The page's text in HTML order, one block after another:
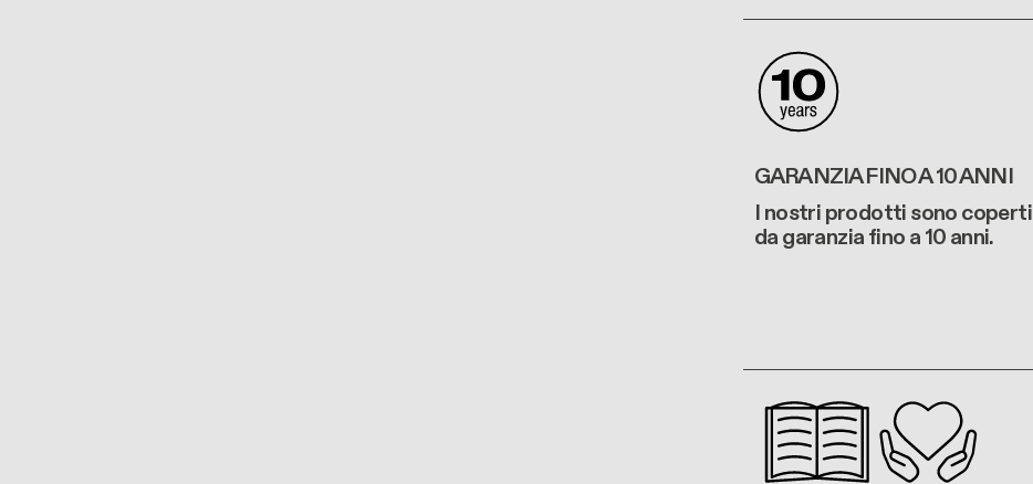
GARANZIA FINO A 10 ANNI
I nostri prodotti sono coperti
da garanzia fino a 10 anni.